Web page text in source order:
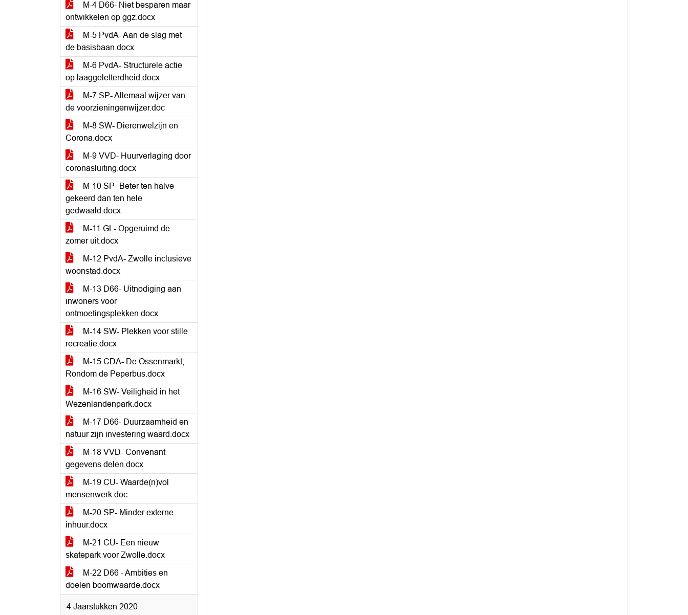
M-4 D66- Niet besparen maar
ontwikkelen op ggz.docx
M-5 PvdA- Aan de slag met
de basisbaan.docx
M-6 PvdA- Structurele actie
op laaggeletterdheid.docx
M-7 SP- Allemaal wijzer van
de voorzieningenwijzer.doc
M-8 SW- Dierenwelzijn en
Corona.docx
M-9 VVD- Huurverlaging door
coronasluiting.docx
M-10 SP- Beter ten halve
gekeerd dan ten hele
gedwaald.docx
M-11 GL- Opgeruimd de
zomer uit.docx
M-12 PvdA- Zwolle inclusieve
woonstad.docx
M-13 D66- Uitnodiging aan
inwoners voor
ontmoetingsplekken.docx
M-14 SW- Plekken voor stille
recreatie.docx
M-15 CDA- De Ossenmarkt;
Rondom de Peperbus.docx
M-16 SW- Veiligheid in het
Wezenlandenpark.docx
M-17 D66- Duurzaamheid en
natuur zijn investering waard.docx
M-18 VVD- Convenant
gegevens delen.docx
M-19 CU- Waarde(n)vol
mensenwerk.doc
M-20 SP- Minder externe
inhuur.docx
M-21 CU- Een nieuw
skatepark voor Zwolle.docx
M-22 D66 - Ambities en
doelen boomwaarde.docx
4 Jaarstukken 2020